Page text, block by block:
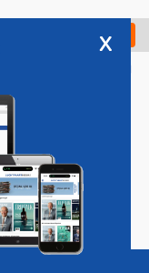
Check in
Vacatures
x